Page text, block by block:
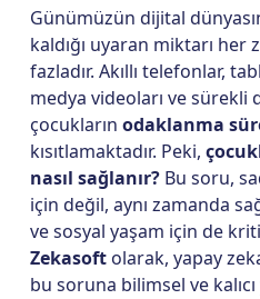
Günümüzün dijital
kaldığı uyaran miktarı her
fazladır. Akıllı telefonlar,
medya videoları ve sürekli
çocukların odaklanma
kısıtlamaktadır. Peki,
nasıl sağlanır? Bu soru,
için değil, aynı zamanda
ve sosyal yaşam için de
Zekasoft olarak, yapay
bu soruna bilimsel ve